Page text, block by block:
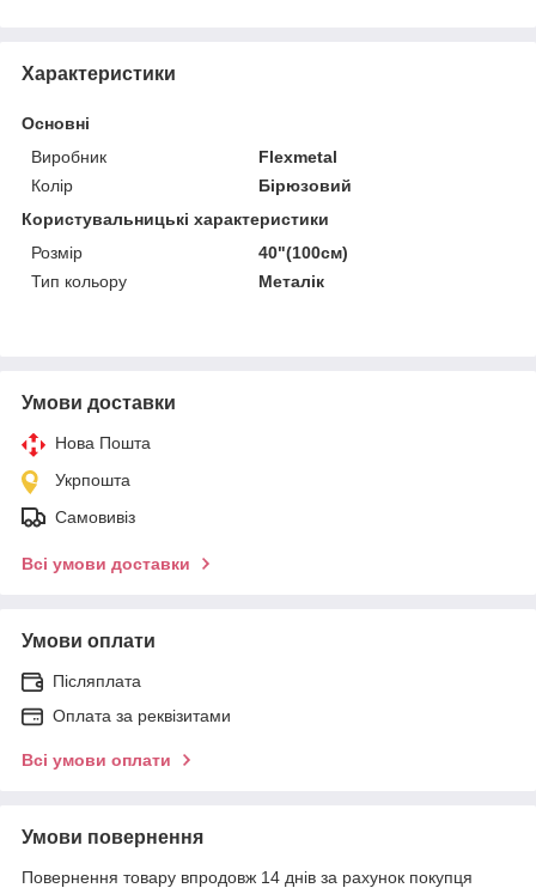
Характеристики
Основні
Виробник
Flexmetal
Колір
Бірюзовий
Користувальницькі характеристики
Розмір
40"(100см)
Тип кольору
Металік
Умови доставки
Нова Пошта
Укрпошта
Самовивіз
Всі умови доставки
Умови оплати
Післяплата
Оплата за реквізитами
Всі умови оплати
Умови повернення
Повернення товару впродовж 14 днів за рахунок покупця